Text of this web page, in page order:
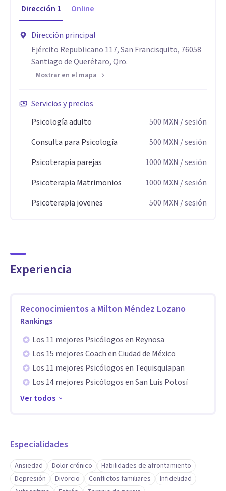
Social en México en la NOM035-STPS-2018 Factores de
Riesgo Psicosocial en el Trabajo. Identificación, Análisis y
Prevención.
Actualmente estudio la Maestría en Ciencias de la Familia
para la Consultoria en la Universidad Anahuac Campus
conocimentos para atención a familias.
Apoyo a estudiantes a encontrar su vocación con
Respeto
Confidencialidad
Dirección 1 Online
Dirección principal
Ejército Republicano 117, San Francisquito, 76058
Santiago de Querétaro, Qro.
Mostrar en el mapa
Servicios y precios
Psicología adulto
500 MXN / sesión
Consulta para Psicología
500 MXN / sesión
Psicoterapia parejas
1000 MXN / sesión
Psicoterapia Matrimonios
1000 MXN / sesión
Psicoterapia jovenes
500 MXN / sesión
Experiencia
Reconocimientos a Milton Méndez Lozano
Rankings
Los 11 mejores Psicólogos en Reynosa
Los 15 mejores Coach en Ciudad de México
Los 11 mejores Psicólogos en Tequisquiapan
Los 14 mejores Psicólogos en San Luis Potosí
Ver todos
Especialidades
Ansiedad Dolor crónico
Habilidades de afrontamiento
Depresión
Divorcio Conflictos familiares
Infidelidad